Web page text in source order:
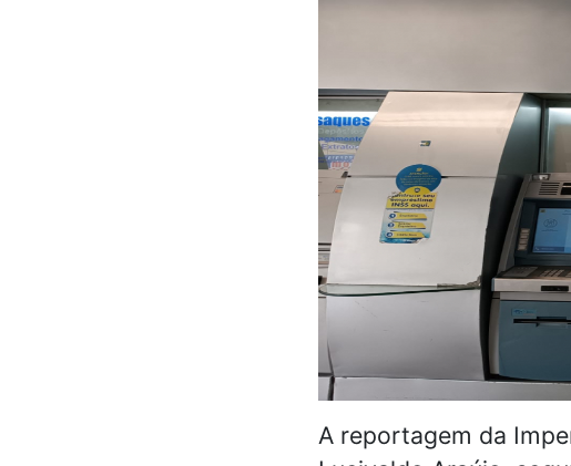
A reportagem da